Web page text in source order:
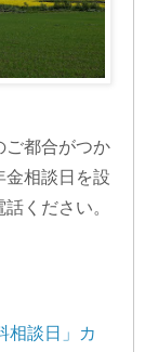
ご都合がつか
金相談日を設
ください。
相談日」カ